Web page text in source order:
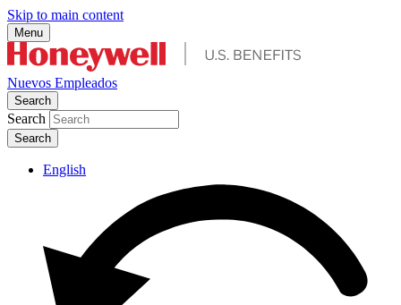
Skip to main content
Menu
Nuevos Empleados
Search
Search
English